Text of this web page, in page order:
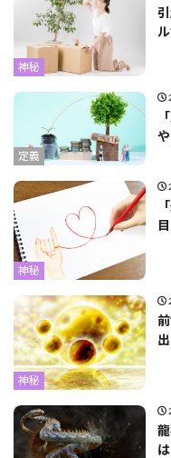
神秘
定義
神秘
神秘